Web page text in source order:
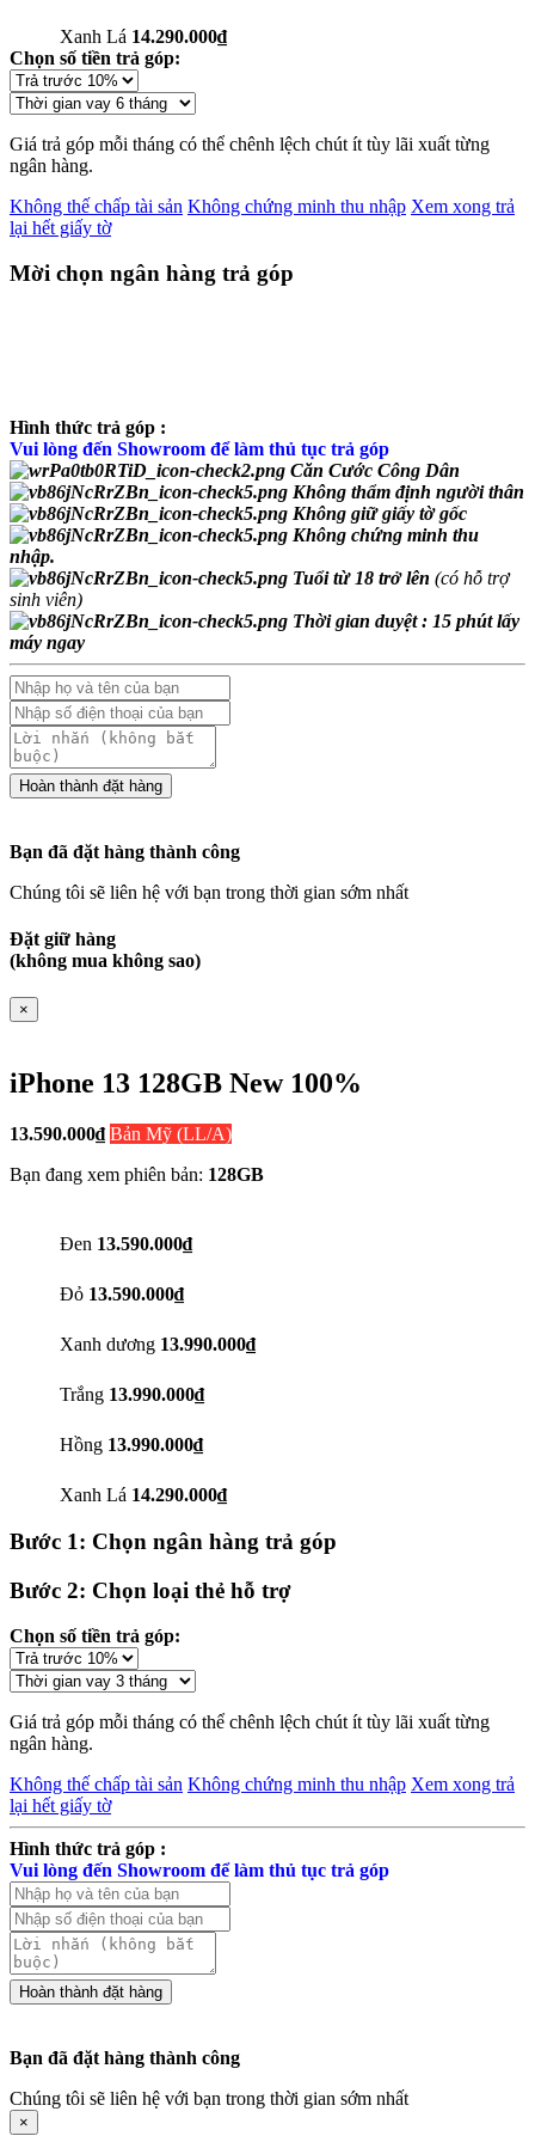
Xanh Lá 14.290.000₫
Chọn số tiền trả góp:
Giá trả góp mỗi tháng có thể chênh lệch chút ít tùy lãi xuất từng
ngân hàng.
Không thế chấp tài sản Không chứng minh thu nhập Xem xong trả
lại hết giấy tờ
Mời chọn ngân hàng trả góp
Hình thức trả góp :
Vui lòng đến Showroom để làm thủ tục trả góp
Căn Cước Công Dân
Không thẩm định người thân
Không giữ giấy tờ gốc
Không chứng minh thu
nhập.
Tuổi từ 18 trở lên (có hỗ trợ
sinh viên)
Thời gian duyệt : 15 phút lấy
máy ngay
Bạn đã đặt hàng thành công
Chúng tôi sẽ liên hệ với bạn trong thời gian sớm nhất
Đặt giữ hàng
(không mua không sao)
×
iPhone 13 128GB New 100%
13.590.000₫ Bản Mỹ (LL/A)
Bạn đang xem phiên bản: 128GB
Đen 13.590.000₫
Đỏ 13.590.000₫
Xanh dương 13.990.000₫
Trắng 13.990.000₫
Hồng 13.990.000₫
Xanh Lá 14.290.000₫
Bước 1: Chọn ngân hàng trả góp
Bước 2: Chọn loại thẻ hỗ trợ
Chọn số tiền trả góp:
Giá trả góp mỗi tháng có thể chênh lệch chút ít tùy lãi xuất từng
ngân hàng.
Không thế chấp tài sản Không chứng minh thu nhập Xem xong trả
lại hết giấy tờ
Hình thức trả góp :
Vui lòng đến Showroom để làm thủ tục trả góp
Bạn đã đặt hàng thành công
Chúng tôi sẽ liên hệ với bạn trong thời gian sớm nhất
×